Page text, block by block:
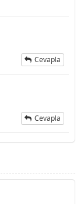
Cevapla
Cevapla